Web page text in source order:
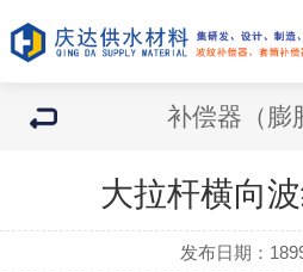
补偿器（膨
大拉杆横向
发布日期：